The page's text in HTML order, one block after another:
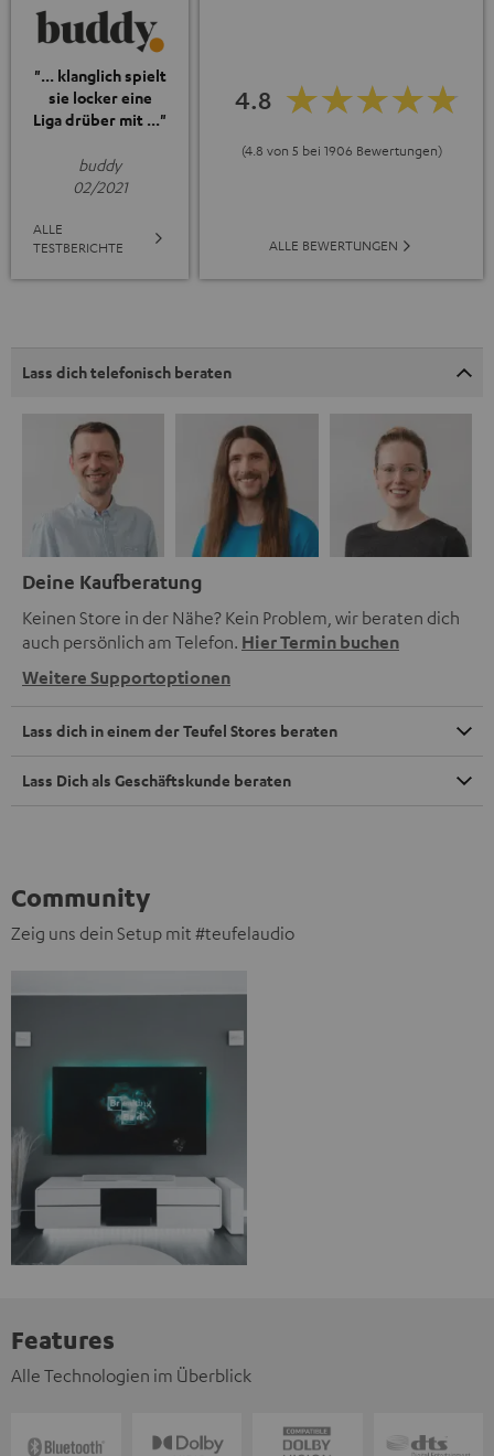
"... klanglich spielt
sie locker eine
Liga drüber mit ..."
buddy
02/2021
ALLE
TESTBERICHTE
4.8
(4.8 von 5 bei 1906 Bewertungen)
ALLE BEWERTUNGEN
Lass dich telefonisch beraten
Deine Kaufberatung
Keinen Store in der Nähe? Kein Problem, wir beraten dich
auch persönlich am Telefon. Hier Termin buchen
Weitere Supportoptionen
Lass dich in einem der Teufel Stores beraten
Lass Dich als Geschäftskunde beraten
Community
Zeig uns dein Setup mit #teufelaudio
Features
Alle Technologien im Überblick